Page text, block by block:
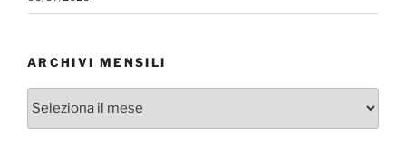
ARCHIVI MENSILI
Archivi